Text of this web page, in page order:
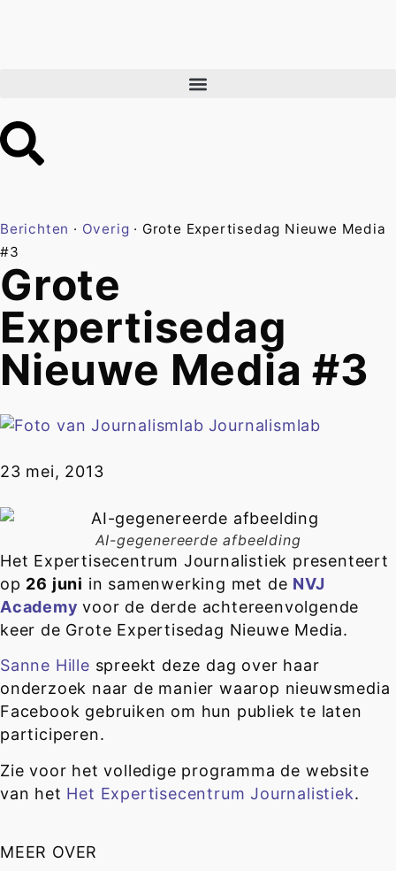
Berichten · Overig · Grote Expertisedag Nieuwe Media
#3
Grote
Expertisedag
Nieuwe Media #3
Journalismlab
23 mei, 2013
AI-gegenereerde afbeelding
Het Expertisecentrum Journalistiek presenteert
op 26 juni in samenwerking met de NVJ
Academy voor de derde achtereenvolgende
keer de Grote Expertisedag Nieuwe Media.
Sanne Hille spreekt deze dag over haar
onderzoek naar de manier waarop nieuwsmedia
Facebook gebruiken om hun publiek te laten
participeren.
Zie voor het volledige programma de website
van het Het Expertisecentrum Journalistiek.
MEER OVER